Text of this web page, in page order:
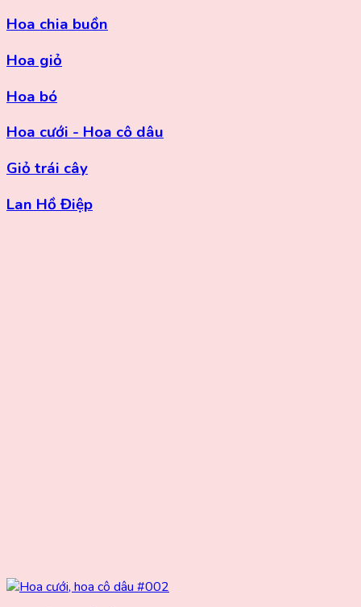
Hoa chia buồn
Hoa giỏ
Hoa bó
Hoa cưới - Hoa cô dâu
Giỏ trái cây
Lan Hồ Điệp